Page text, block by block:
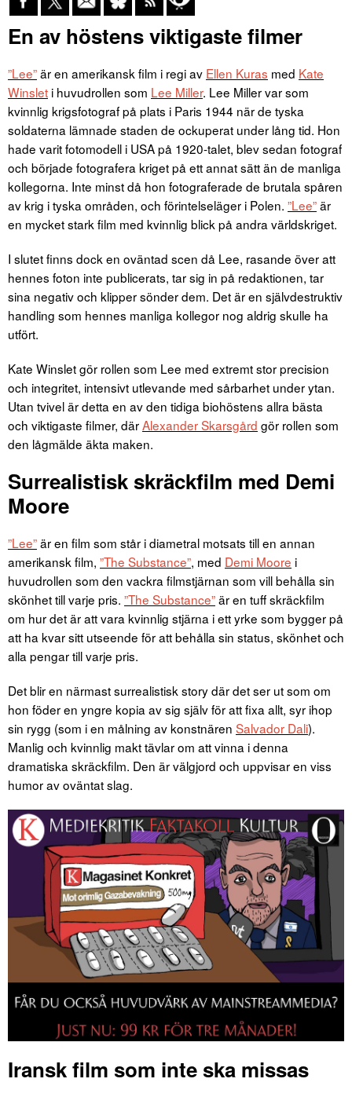
En av höstens viktigaste filmer
”Lee”är en amerikansk film i regi av Ellen Kuras med Kate
Winslet i huvudrollen som Lee Miller. Lee Miller var som
kvinnlig krigsfotograf på plats i Paris 1944 när de tyska
soldaterna lämnade staden de ockuperat under lång tid. Hon
hade varit fotomodell i USA på 1920-talet, blev sedan fotograf
och började fotografera kriget på ett annat sätt än de manliga
kollegorna. Inte minst då hon fotograferade de brutala spåren
av krig i tyska områden, och förintelseläger i Polen. ”Lee”är
en mycket stark film med kvinnlig blick på andra världskriget.
I slutet finns dock en oväntad scen då Lee, rasande över att
hennes foton inte publicerats, tar sig in på redaktionen, tar
sina negativ och klipper sönder dem. Det är en självdestruktiv
handling som hennes manliga kollegor nog aldrig skulle ha
utfört.
Kate Winslet gör rollen som Lee med extremt stor precision
och integritet, intensivt utlevande med sårbarhet under ytan.
Utan tvivel är detta en av den tidiga biohöstens allra bästa
och viktigaste filmer, därAlexander Skarsgård gör rollen som
den lågmälde äkta maken.
Surrealistisk skräckfilm med Demi
Moore
”Lee”är en film som står i diametral motsats till en annan
amerikansk film, ”The Substance”, med Demi Moore i
huvudrollen som den vackra filmstjärnan som vill behålla sin
skönhet till varje pris. ”The Substance”är en tuff skräckfilm
om hur det är att vara kvinnlig stjärna i ett yrke som bygger på
att ha kvar sitt utseende för att behålla sin status, skönhet och
alla pengar till varje pris.
Det blir en närmast surrealistisk story där det ser ut som om
hon föder en yngre kopia av sig själv för att fixa allt, syr ihop
sin rygg (som i en målning av konstnären Salvador Dali).
Manlig och kvinnlig makt tävlar om att vinna i denna
dramatiska skräckfilm. Den är välgjord och uppvisar en viss
humor av oväntat slag.
Iransk film som inte ska missas